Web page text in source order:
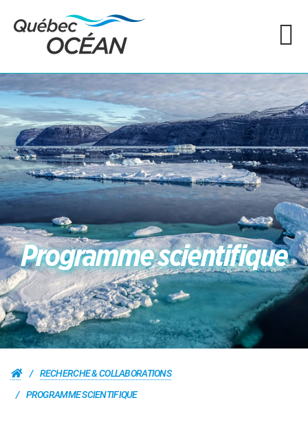
Programme scientifique
RECHERCHE & COLLABORATIONS
PROGRAMME SCIENTIFIQUE